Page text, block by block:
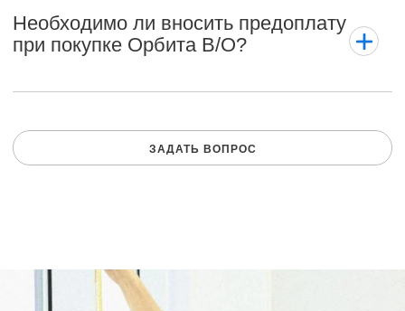
Необходимо ли вносить предоплату
при покупке Орбита В/О?
ЗАДАТЬ ВОПРОС